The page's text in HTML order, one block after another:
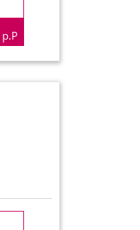
p.P